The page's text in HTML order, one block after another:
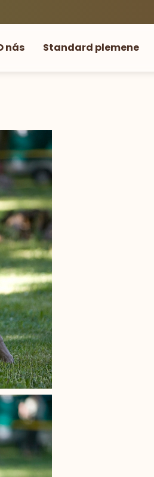
nás Standard plemene